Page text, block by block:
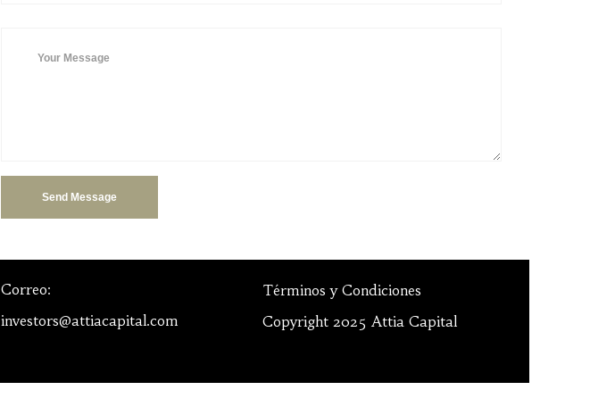
Correo:
investors@attiacapital.com
Términos y Condiciones
Copyright 2025 Attia Capital